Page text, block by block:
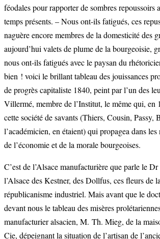
féodales pour rapporter de sombres repoussoirs
temps présents. – Nous ont-ils fatigués, ces
naguère encore membres de la domesticité des
aujourd’hui valets de plume de la bourgeoisie,
nous ont-ils fatigués avec le paysan du
bien ! voici le brillant tableau des jouissances
de progrès capitaliste 1840, peint par l’un des
Villermé, membre de l’Institut, le même qui, en
cette société de savants (Thiers, Cousin, Passy,
l’académicien, en étaient) qui propagea dans les
de l’économie et de la morale bourgeoises.
C’est de l’Alsace manufacturière que parle le
l’Alsace des Kestner, des Dollfus, ces fleurs de
républicanisme industriel. Mais avant que le
devant nous le tableau des misères
manufacturier alsacien, M. Th. Mieg, de la
Cie, dépeignant la situation de l’artisan de